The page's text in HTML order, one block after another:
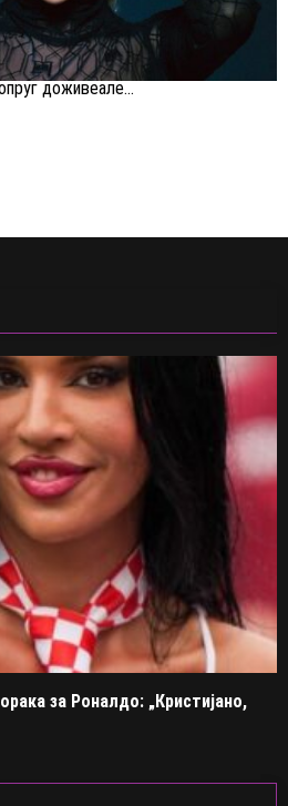
доживеале...
за Роналдо: „Кристијано,